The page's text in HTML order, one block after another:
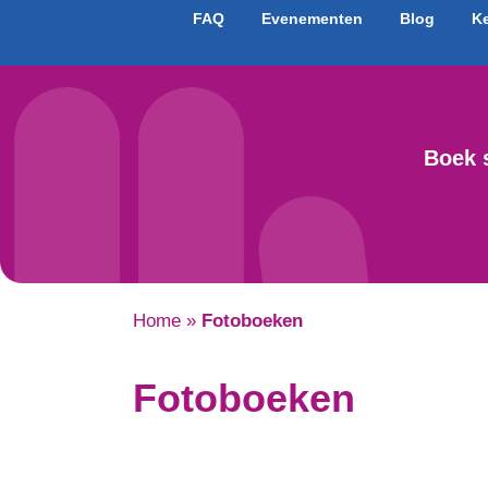
FAQ Evenementen Blog
Boek
Home » Fotoboeken
Fotoboeken